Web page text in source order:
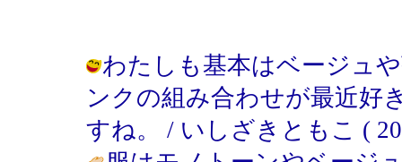
わたしも基本はベージュ
ンクの組み合わせが最近好
すね。 / いしざきともこ (